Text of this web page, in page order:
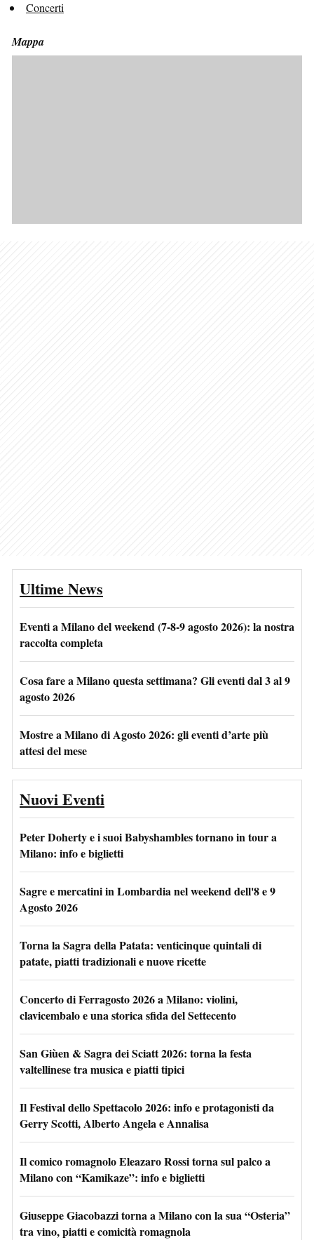
Concerti
Mappa
Ultime News
Eventi a Milano del weekend (7-8-9 agosto 2026): la nostra
raccolta completa
Cosa fare a Milano questa settimana? Gli eventi dal 3 al 9
agosto 2026
Mostre a Milano di Agosto 2026: gli eventi d’arte più
attesi del mese
Nuovi Eventi
Peter Doherty e i suoi Babyshambles tornano in tour a
Milano: info e biglietti
Sagre e mercatini in Lombardia nel weekend dell'8 e 9
Agosto 2026
Torna la Sagra della Patata: venticinque quintali di
patate, piatti tradizionali e nuove ricette
Concerto di Ferragosto 2026 a Milano: violini,
clavicembalo e una storica sfida del Settecento
San Giùen & Sagra dei Sciatt 2026: torna la festa
valtellinese tra musica e piatti tipici
Il Festival dello Spettacolo 2026: info e protagonisti da
Gerry Scotti, Alberto Angela e Annalisa
Il comico romagnolo Eleazaro Rossi torna sul palco a
Milano con “Kamikaze”: info e biglietti
Giuseppe Giacobazzi torna a Milano con la sua “Osteria”
tra vino, piatti e comicità romagnola